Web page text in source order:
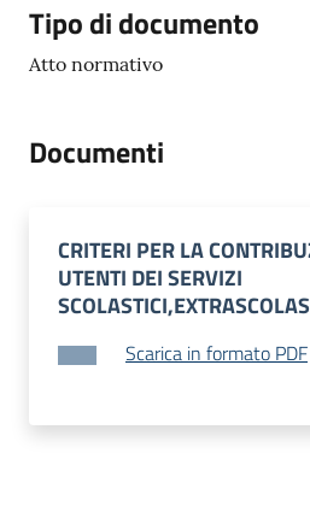
Tipo di documento
Atto normativo
Documenti
CRITERI PER LA
UTENTI DEI SERVIZI
Scarica in formato PDF